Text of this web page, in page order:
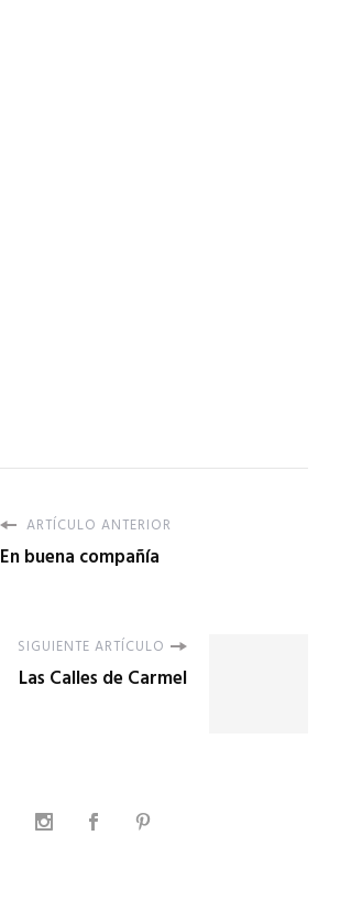
ARTÍCULO ANTERIOR
En buena compañía
SIGUIENTE ARTÍCULO
Las Calles de Carmel